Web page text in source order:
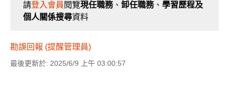
請登入會員 閱覽現任職務、 卸任職務、 學習歷程及
個人關係搜尋資料
勘誤回報 (提醒管理員)
最後更新於: 2025/6/9 上午 03:00:57